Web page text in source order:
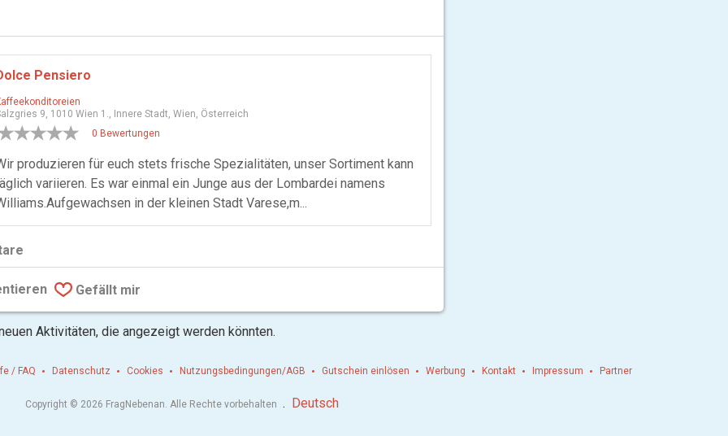
Pensiero
9, 1010 Wien 1., Innere Stadt, Wien, Österreich
0 Bewertungen
produzieren für euch stets frische Spezialitäten, unser Sortiment kann
variieren. Es war einmal ein Junge aus der Lombardei namens
in der kleinen Stadt Varese,m...
Gefällt mir
Aktivitäten, die angezeigt werden könnten.
/ FAQ Datenschutz Cookies Nutzungsbedingungen/AGB Gutschein einlösen Werbung Kontakt Impressum Partner
Copyright © 2026 FragNebenan. Alle Rechte vorbehalten . Deutsch